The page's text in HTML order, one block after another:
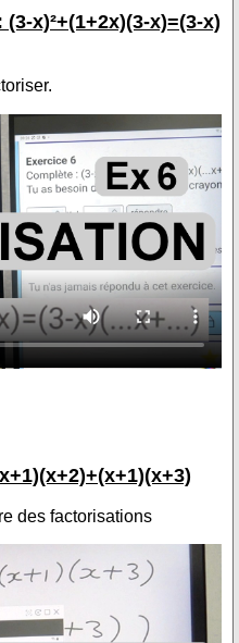
x)²+(1+2x)(3-x)=(3-x)
des factorisations